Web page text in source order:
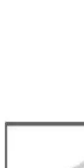
Çocukların bilişsel
yapıştırmalı
arası çocuklar için